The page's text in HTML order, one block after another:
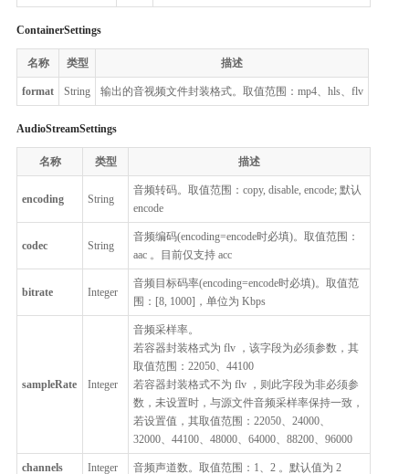
ContainerSettings
名称 类型 描述
format String 输出的音视频文件封装格式。取值范围：mp4、hls、flv
AudioStreamSettings
名称 类型 描述
encoding String
音频转码。取值范围：copy, disable, encode; 默认
encode
codec String
音频编码(encoding=encode时必填)。取值范围：
aac 。目前仅支持 acc
bitrate Integer
音频目标码率(encoding=encode时必填)。取值范
围：[8, 1000]，单位为 Kbps
sampleRate Integer
音频采样率。
若容器封装格式为 flv ，该字段为必须参数，其
取值范围：22050、44100
若容器封装格式不为 flv ，则此字段为非必须参
数，未设置时，与源文件音频采样率保持一致，
若设置值，其取值范围：22050、24000、
32000、44100、48000、64000、88200、96000
channels Integer 音频声道数。取值范围：1、2 。默认值为 2